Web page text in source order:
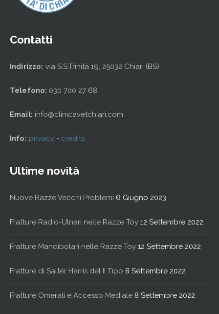
Contatti
Indirizzo: via S.S.Trinità 19, 25032 Chiari (BS)
Telefono: 030 700 27 68
Email: info@clinicavetchiari.com
Info: privacy - credits
Ultime novità
Nuove Razze Vecchi Problemi 6 Giugno 2023
Fratture Radio-Ulnari nelle Razze Toy 12 Settembre 2022
Fratture Mandibolari nelle Razze Toy 12 Settembre 2022
Fratture di Salter Harris del II Tipo 8 Settembre 2022
Fratture Omerali e Accesso Mediale 8 Settembre 2022